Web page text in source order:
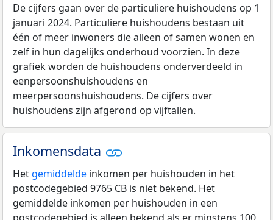
De cijfers gaan over de particuliere huishoudens op 1
januari 2024. Particuliere huishoudens bestaan uit
één of meer inwoners die alleen of samen wonen en
zelf in hun dagelijks onderhoud voorzien. In deze
grafiek worden de huishoudens onderverdeeld in
eenpersoonshuishoudens en
meerpersoonshuishoudens. De cijfers over
huishoudens zijn afgerond op vijftallen.
Inkomensdata
Het gemiddelde inkomen per huishouden in het
postcodegebied 9765 CB is niet bekend. Het
gemiddelde inkomen per huishouden in een